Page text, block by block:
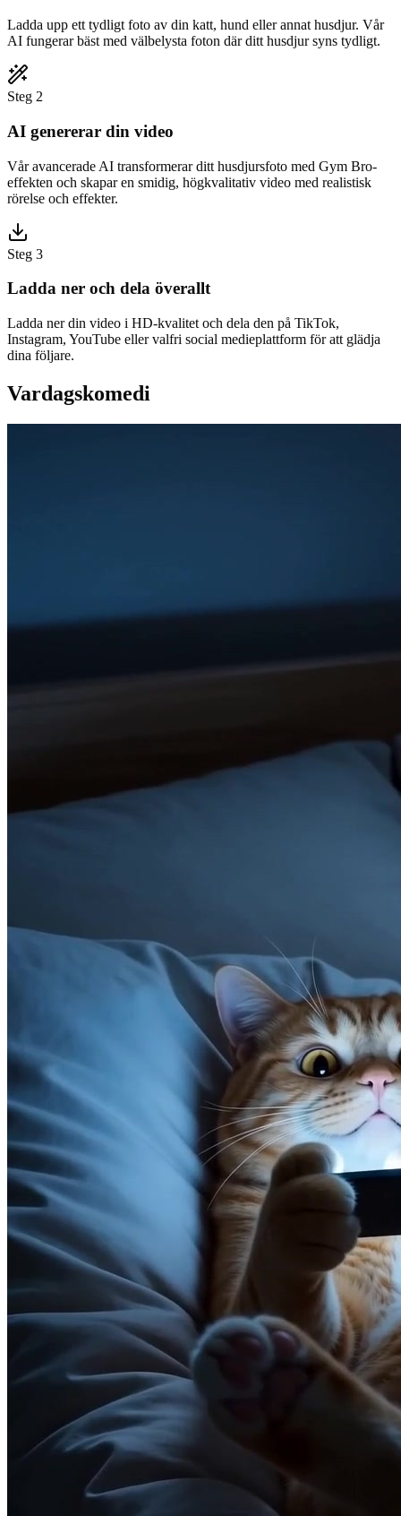
Ladda upp ett tydligt foto av din katt, hund eller annat husdjur. Vår
AI fungerar bäst med välbelysta foton där ditt husdjur syns tydligt.
Steg 2
AI genererar din video
Vår avancerade AI transformerar ditt husdjursfoto med Gym Bro-
effekten och skapar en smidig, högkvalitativ video med realistisk
rörelse och effekter.
Steg 3
Ladda ner och dela överallt
Ladda ner din video i HD-kvalitet och dela den på TikTok,
Instagram, YouTube eller valfri social medieplattform för att glädja
dina följare.
Vardagskomedi